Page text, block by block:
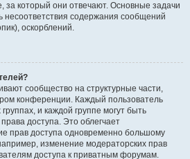
который они отвечают. Основные задачи
несоответствия содержания сообщений
оскорблений.
сообщество на структурные части,
конференции. Каждый пользователь
и каждой группе могут быть
доступа. Это облегчает
прав доступа одновременно большому
изменение модераторских прав
доступа к приватным форумам.